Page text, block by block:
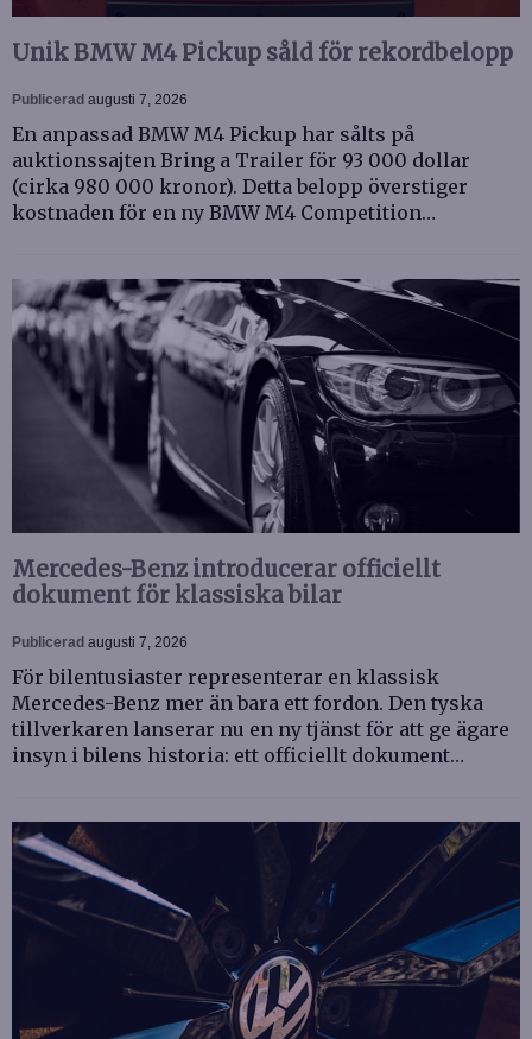
Unik BMW M4 Pickup såld för rekordbelopp
Publicerad augusti 7, 2026
En anpassad BMW M4 Pickup har sålts på
auktionssajten Bring a Trailer för 93 000 dollar
(cirka 980 000 kronor). Detta belopp överstiger
kostnaden för en ny BMW M4 Competition…
Mercedes-Benz introducerar officiellt
dokument för klassiska bilar
Publicerad augusti 7, 2026
För bilentusiaster representerar en klassisk
Mercedes-Benz mer än bara ett fordon. Den tyska
tillverkaren lanserar nu en ny tjänst för att ge ägare
insyn i bilens historia: ett officiellt dokument…